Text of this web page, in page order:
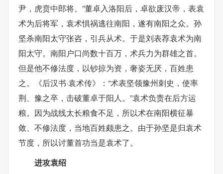
尹，虎贲中郎将。”董卓入洛阳后，卓欲废汉帝，表袁
术为后将军，袁术惧祸逃往南阳，遂有南阳之众。孙
坚杀南阳太守张咨，引兵从术。于是刘表荐袁术为南
阳太守。南阳户口尚数十百万，术兵力为群雄之首。
但是他不修法度，以钞掠为资，奢姿无厌，百姓患
之。《后汉书·袁术传》：“术表坚领豫州刺史，使率
荆、豫之卒，击破董卓于阳人。”袁术负责在后方运
粮。因为战线太长粮食不足，所以术在南阳横征暴
敛、不修法度，当地百姓颇患之。由于孙坚是归袁术
节度，所以讨董首功当是袁术了。
进攻袁绍